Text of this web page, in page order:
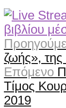
ζωής»,
Επόμενο
Τίμος
2019